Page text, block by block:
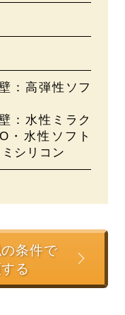
：高弾性ソフ
：水性ミラク
・水性ソフト
シリコン
条件で
る